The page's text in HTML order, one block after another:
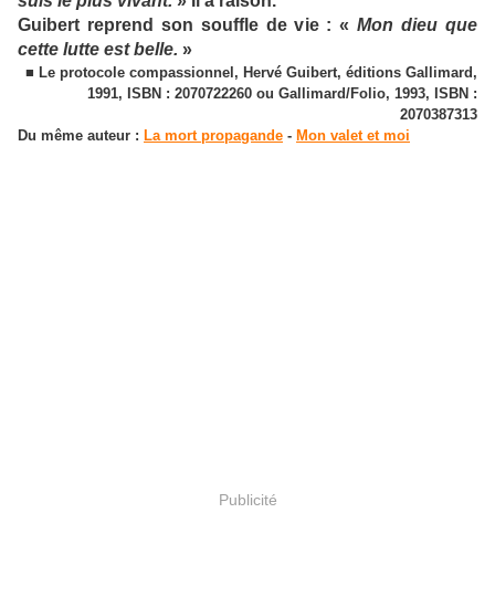
Guibert reprend son souffle de vie : «Mon dieu que
cette lutte est belle. »
■ Le protocole compassionnel, Hervé Guibert, éditions Gallimard,
1991, ISBN : 2070722260 ou Gallimard/Folio, 1993, ISBN :
2070387313
Du même auteur : La mort propagande - Mon valet et moi
Publicité